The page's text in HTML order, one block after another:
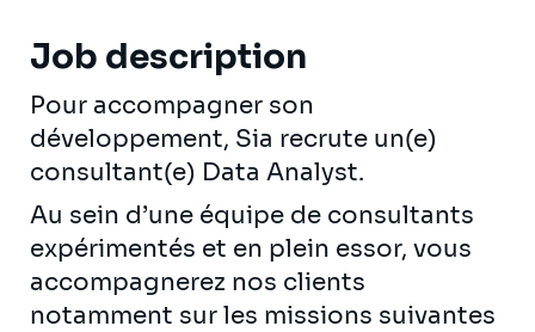
Job description
Pour accompagner son
développement, Sia recrute un(e)
consultant(e) Data Analyst.
Au sein d’une équipe de consultants
expérimentés et en plein essor, vous
accompagnerez nos clients
notamment sur les missions suivantes